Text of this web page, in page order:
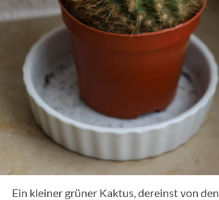
Ein kleiner grüner Kaktus, dereinst von den